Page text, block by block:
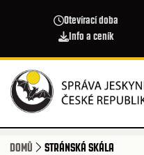
Otevírací doba
Info a ceník
DOMŮ STRÁNSKÁ SKÁLA